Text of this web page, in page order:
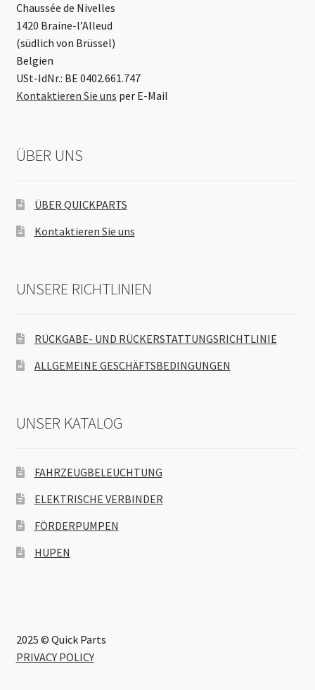
Chaussée de Nivelles
1420 Braine-l’Alleud
(südlich von Brüssel)
Belgien
USt-IdNr.: BE 0402.661.747
Kontaktieren Sie uns per E-Mail
ÜBER UNS
ÜBER QUICKPARTS
Kontaktieren Sie uns
UNSERE RICHTLINIEN
RÜCKGABE- UND RÜCKERSTATTUNGSRICHTLINIE
ALLGEMEINE GESCHÄFTSBEDINGUNGEN
UNSER KATALOG
FAHRZEUGBELEUCHTUNG
ELEKTRISCHE VERBINDER
FÖRDERPUMPEN
HUPEN
2025 © Quick Parts
PRIVACY POLICY